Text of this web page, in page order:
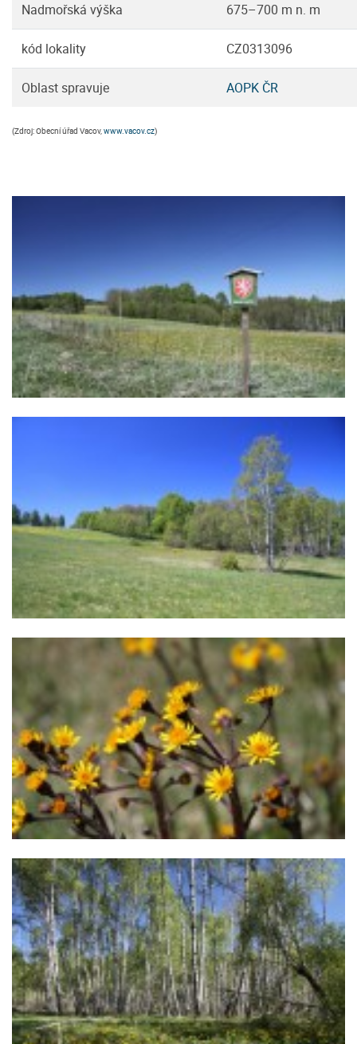
Nadmořská výška 675–700 m n. m
kód lokality CZ0313096
Oblast spravuje AOPK ČR
(Zdroj: Obecní úřad Vacov,www.vacov.cz)